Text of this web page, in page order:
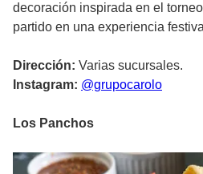
decoración inspirada en el
partido en una experiencia
Dirección: Varias sucursales.
Instagram: @grupocarolo
Los Panchos